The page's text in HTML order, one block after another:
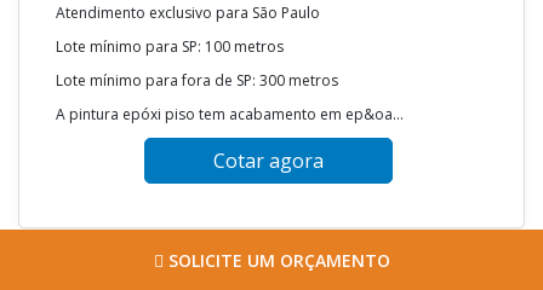
Atendimento exclusivo para São Paulo
Lote mínimo para SP: 100 metros
Lote mínimo para fora de SP: 300 metros
A pintura epóxi piso tem acabamento em ep&oa...
Cotar agora
SOLICITE UM ORÇAMENTO